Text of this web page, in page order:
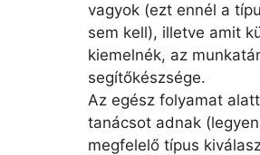
vagyok (ezt ennél a
sem kell), illetve amit
kiemelnék, az
segítőkészsége.
Az egész folyamat
tanácsot adnak
megfelelő típus